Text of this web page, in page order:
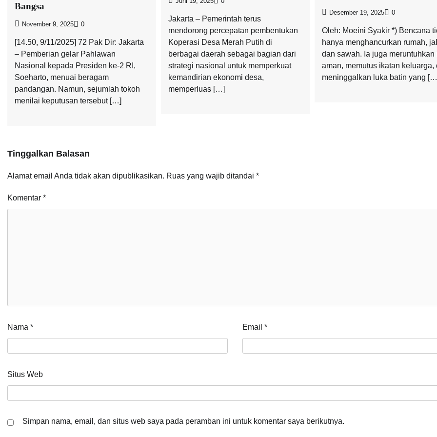
Bangsa
November 9, 2025 0
[14.50, 9/11/2025] 72 Pak Dir: Jakarta
– Pemberian gelar Pahlawan
Nasional kepada Presiden ke-2 RI,
Soeharto, menuai beragam
pandangan. Namun, sejumlah tokoh
menilai keputusan tersebut […]
Jakarta – Pemerintah terus
mendorong percepatan pembentukan
Koperasi Desa Merah Putih di
berbagai daerah sebagai bagian dari
strategi nasional untuk memperkuat
kemandirian ekonomi desa,
memperluas […]
Desember 19, 2025 0
Oleh: Moeini Syakir *) Bencana
hanya menghancurkan rumah,
dan sawah. Ia juga meruntuhkan
aman, memutus ikatan keluarga,
meninggalkan luka batin yang
Tinggalkan Balasan
Alamat email Anda tidak akan dipublikasikan. Ruas yang wajib ditandai *
Komentar *
Nama * Email*
Situs Web
Simpan nama, email, dan situs web saya pada peramban ini untuk komentar saya berikutnya.